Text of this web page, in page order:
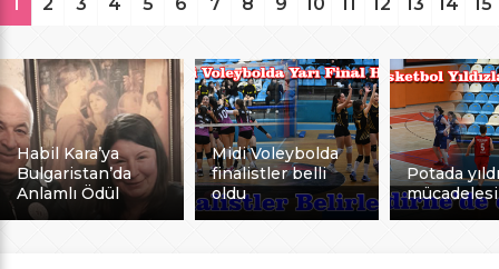
Habil Kara’ya
Bulgaristan’da
Anlamlı Ödül
Midi Voleybolda
finalistler belli
oldu
Potada
mücadelesi